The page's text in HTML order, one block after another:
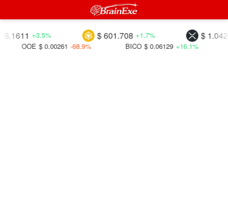
$ 1.04253
$ 601.708 +1.7%
+3.5%
$ 0.06129 +16.1%
$ 0.00261 -68.9%